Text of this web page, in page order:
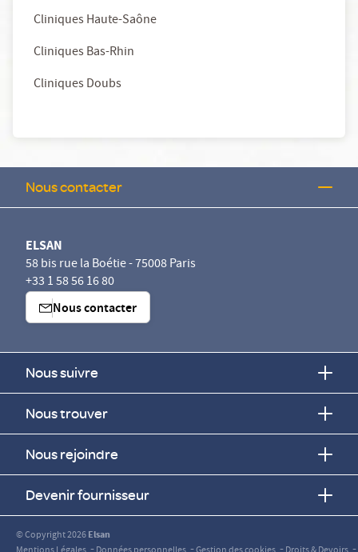
Cliniques Haute-Saône
Cliniques Bas-Rhin
Cliniques Doubs
Nous contacter
ELSAN
58 bis rue la Boétie - 75008 Paris
+33 1 58 56 16 80
Nous contacter
Nous suivre
Nous trouver
Nous rejoindre
Devenir fournisseur
© Copyright 2026Elsan